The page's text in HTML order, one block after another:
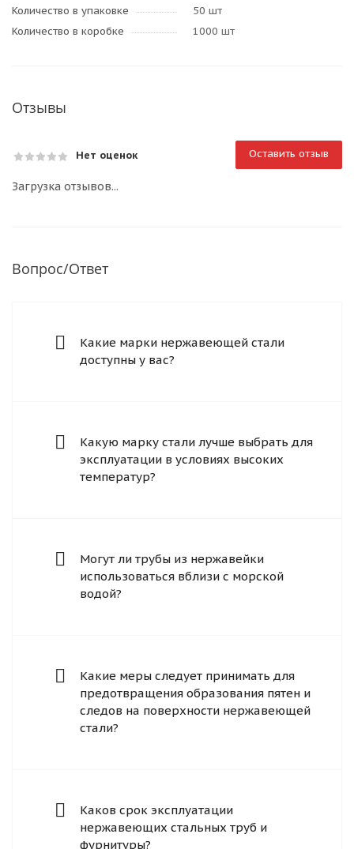
Количество в упаковке
50 шт
Количество в коробке
1000 шт
Отзывы
Нет оценок Оставить отзыв
Загрузка отзывов...
Вопрос/Ответ
Какие марки нержавеющей стали
доступны у вас?
Какую марку стали лучше выбрать для
эксплуатации в условиях высоких
температур?
Могут ли трубы из нержавейки
использоваться вблизи с морской
водой?
Какие меры следует принимать для
предотвращения образования пятен и
следов на поверхности нержавеющей
стали?
Каков срок эксплуатации
нержавеющих стальных труб и
фурнитуры?